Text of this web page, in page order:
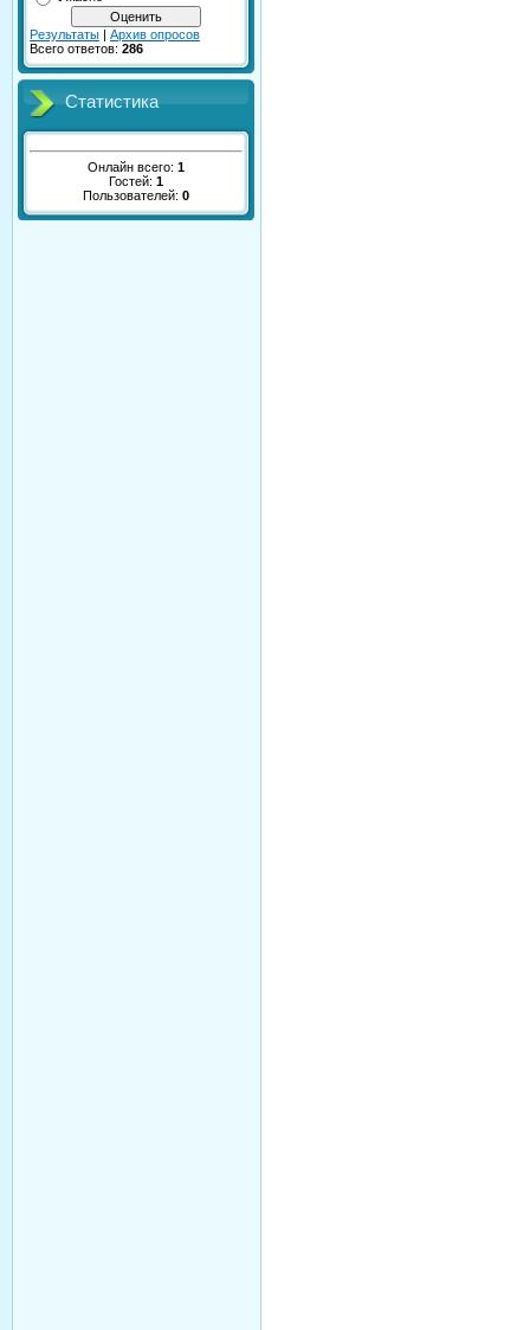
Результаты | Архив опросов
Всего ответов: 286
Статистика
Онлайн всего: 1
Гостей: 1
Пользователей: 0